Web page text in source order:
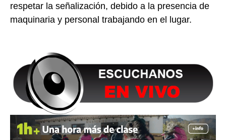
respetar la señalización, debido a la presencia de
maquinaria y personal trabajando en el lugar.